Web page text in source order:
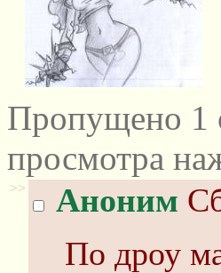
Пропущено 1
просмотра
>> Аноним
По дроу